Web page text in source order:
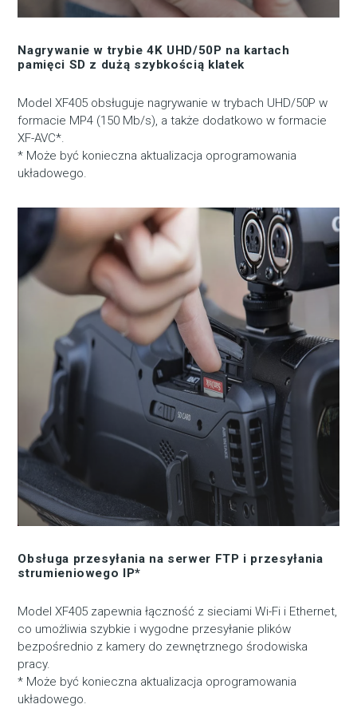
Nagrywanie w trybie 4K UHD/50P na kartach
pamięci SD z dużą szybkością klatek
Model XF405 obsługuje nagrywanie w trybach UHD/50P w
formacie MP4 (150 Mb/s), a także dodatkowo w formacie
XF-AVC*.
* Może być konieczna aktualizacja oprogramowania
układowego.
Obsługa przesyłania na serwer FTP i przesyłania
strumieniowego IP*
Model XF405 zapewnia łączność z sieciami Wi-Fi i Ethernet,
co umożliwia szybkie i wygodne przesyłanie plików
bezpośrednio z kamery do zewnętrznego środowiska
pracy.
* Może być konieczna aktualizacja oprogramowania
układowego.